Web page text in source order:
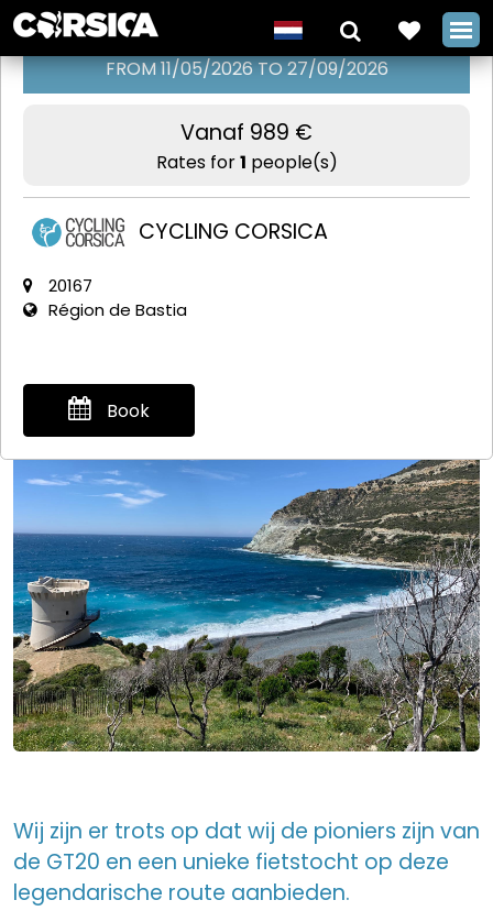
De GT20 Nord
in 7 etappes
met Cycling
Corsica
FROM 11/05/2026 TO 27/09/2026
Vanaf 989 €
Rates for1 people(s)
CYCLING CORSICA
20167
Région de Bastia
Book
Wij zijn er trots op dat wij de pioniers zijn van
de GT20 en een unieke fietstocht op deze
legendarische route aanbieden.